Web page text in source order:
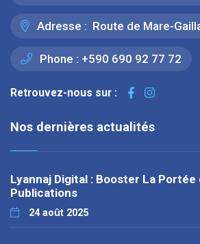
Adresse : Route de Mare-
Phone : +590 690 92 77 72
Retrouvez-nous sur :
Nos dernières actualités
Lyannaj Digital : Booster La Portée
Publications
24 août 2025